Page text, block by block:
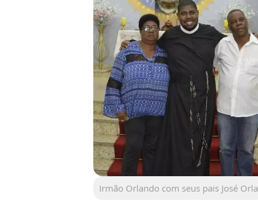
Irmão Orlando com seus pais José